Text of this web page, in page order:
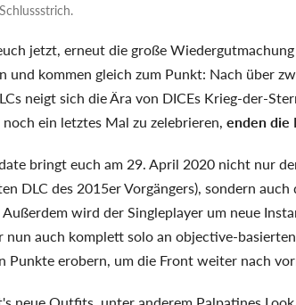
jetzt, erneut die große
und kommen gleich zum Punkt: Nach über
neigt sich die Ära von DICEs Krieg-der-
ein letztes Mal zu zelebrieren, enden die
bringt euch am 29. April 2020 nicht nur
DLC des 2015er Vorgängers), sondern
wird der Singleplayer um neue
nun auch komplett solo an objective-
Punkte erobern, um die Front weiter nach